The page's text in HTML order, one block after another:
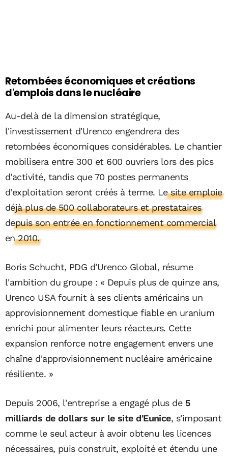
Retombées économiques et créations
d'emplois dans le nucléaire
Au-delà de la dimension stratégique,
l'investissement d'Urenco engendrera des
retombées économiques considérables. Le chantier
mobilisera entre 300 et 600 ouvriers lors des pics
d'activité, tandis que 70 postes permanents
d'exploitation seront créés à terme. Le site emploie
déjà plus de 500 collaborateurs et prestataires
depuis son entrée en fonctionnement commercial
en 2010.
Boris Schucht, PDG d'Urenco Global, résume
l'ambition du groupe : « Depuis plus de quinze ans,
Urenco USA fournit à ses clients américains un
approvisionnement domestique fiable en uranium
enrichi pour alimenter leurs réacteurs. Cette
expansion renforce notre engagement envers une
chaîne d'approvisionnement nucléaire américaine
résiliente. »
Depuis 2006, l'entreprise a engagé plus de5
milliards de dollars sur le site d'Eunice, s'imposant
comme le seul acteur à avoir obtenu les licences
nécessaires, puis construit, exploité et étendu une